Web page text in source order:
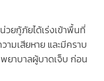
วยกู้ภัยได้เร่งเข้าพื้นที่
มเสียหาย และมีคราบ
ยาบาลผู้บาดเจ็บ ก่อน